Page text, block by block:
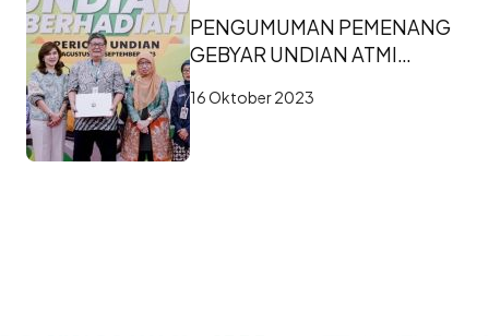
PENGUMUMAN PEMENANG
GEBYAR UNDIAN ATMI
16 Oktober 2023